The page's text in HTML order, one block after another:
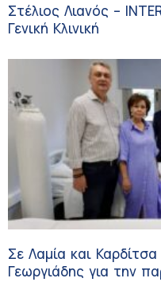
Στέλιος Λιανός –
Γενική Κλινική
Σε Λαμία και
Γεωργιάδης για την